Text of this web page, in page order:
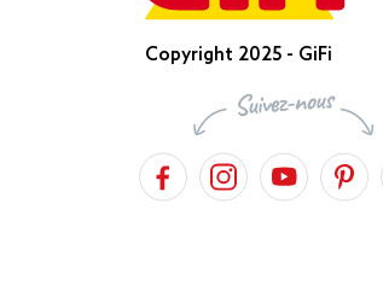
Copyright 2025 - GiFi